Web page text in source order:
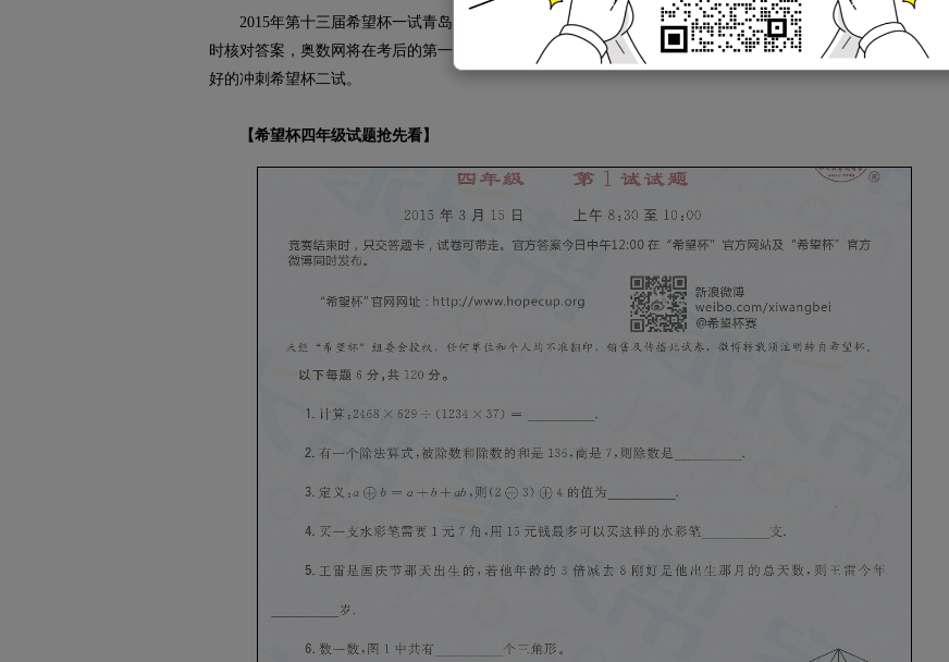
2015年第十三届希望杯一试青岛赛区的考试在3月15日（周六）开考，为方便青岛地区希望杯参赛的考生及
时核对答案，奥数网将在考后的第一时间公布希望杯各年级试题和解析，供所有青岛希望杯初试的考生参考，更
好的冲刺希望杯二试。
【希望杯四年级试题抢先看】